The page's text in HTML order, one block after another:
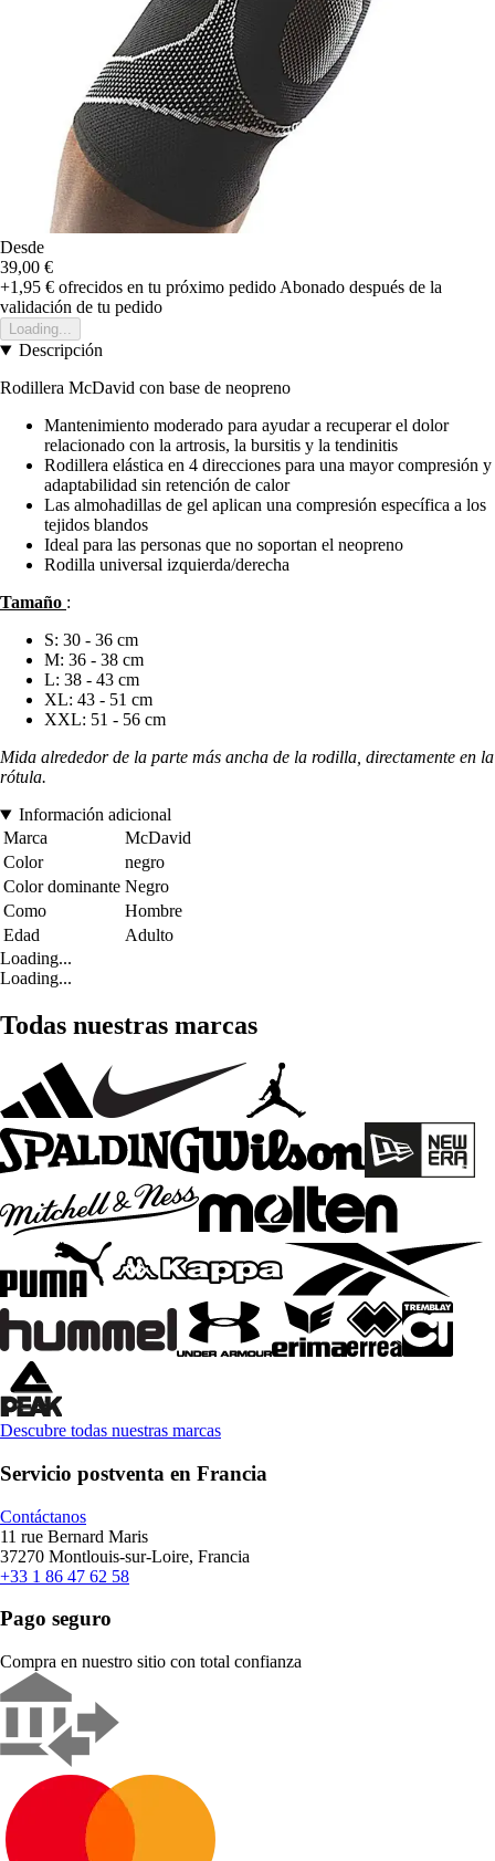
Desde
39,00 €
+1,95 € ofrecidos en tu próximo pedido Abonado después de la
validación de tu pedido
Loading...
Descripción
Rodillera McDavid con base de neopreno
Mantenimiento moderado para ayudar a recuperar el dolor
relacionado con la artrosis, la bursitis y la tendinitis
Rodillera elástica en 4 direcciones para una mayor compresión y
adaptabilidad sin retención de calor
Las almohadillas de gel aplican una compresión específica a los
tejidos blandos
Ideal para las personas que no soportan el neopreno
Rodilla universal izquierda/derecha
Tamaño :
S: 30 - 36 cm
M: 36 - 38 cm
L: 38 - 43 cm
XL: 43 - 51 cm
XXL: 51 - 56 cm
Mida alrededor de la parte más ancha de la rodilla, directamente en la
rótula.
Información adicional
Marca
McDavid
Color
negro
Color dominante Negro
Como
Hombre
Edad
Adulto
Loading...
Loading...
Todas nuestras marcas
Descubre todas nuestras marcas
Servicio postventa en Francia
Contáctanos
11 rue Bernard Maris
37270 Montlouis-sur-Loire, Francia
+33 1 86 47 62 58
Pago seguro
Compra en nuestro sitio con total confianza